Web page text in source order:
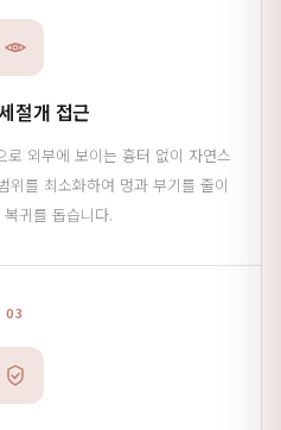
절개 접근
외부에 보이는 흉터 없이 자연스
위를 최소화하여 멍과 부기를 줄이
귀를 돕습니다.
03